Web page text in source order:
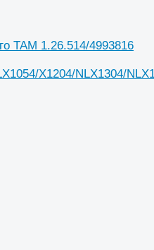
TAM 1.26.514/4993816
X1204/NLX1304/